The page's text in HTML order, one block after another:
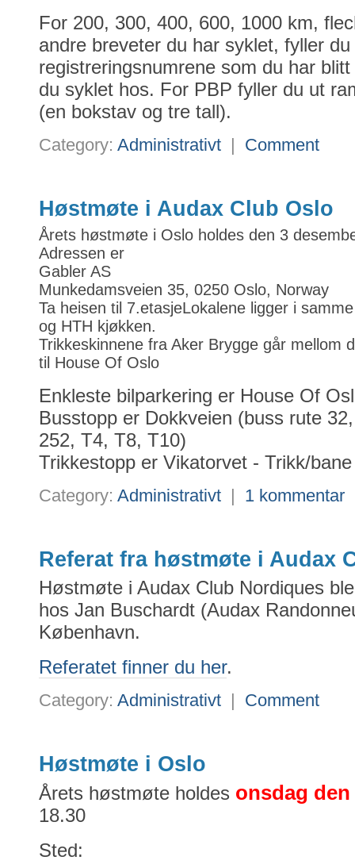
For 200, 300, 400, 600, 1000 km,
andre breveter du har syklet, fyller du
registreringsnumrene som du har
du syklet hos. For PBP fyller du ut
(en bokstav og tre tall).
Category: Administrativt | Comment
Høstmøte i Audax Club Oslo
Årets høstmøte i Oslo holdes den 3
Adressen er
Gabler AS
Munkedamsveien 35, 0250 Oslo, Norway
Ta heisen til 7.etasjeLokalene ligger i
og HTH kjøkken.
Trikkeskinnene fra Aker Brygge går mellom
til House Of Oslo
Enkleste bilparkering er House Of
Busstopp er Dokkveien (buss rute
252, T4, T8, T10)
Trikkestopp er Vikatorvet - Trikk/
Category: Administrativt | 1 kommentar
Referat fra høstmøte i Audax
Høstmøte i Audax Club Nordiques
hos Jan Buschardt (Audax
København.
Referatet finner du her.
Category: Administrativt | Comment
Høstmøte i Oslo
Årets høstmøte holdes onsdag
18.30
Sted: